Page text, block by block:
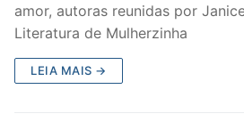
amor, autoras reunidas por
Literatura de Mulherzinha
LEIA MAIS →